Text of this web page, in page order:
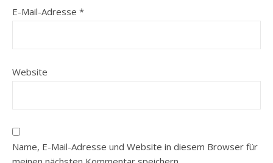
E-Mail-Adresse *
Website
Name, E-Mail-Adresse und Website in diesem Browser für